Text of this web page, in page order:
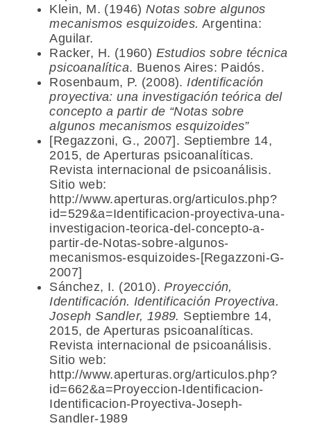
Klein, M. (1946)Notas sobre algunos
mecanismos esquizoides. Argentina:
Aguilar.
Racker, H. (1960) Estudios sobre técnica
psicoanalítica. Buenos Aires: Paidós.
Rosenbaum, P. (2008). Identificación
proyectiva: una investigación teórica del
concepto a partir de “Notas sobre
algunos mecanismos esquizoides”
[Regazzoni, G., 2007]. Septiembre 14,
2015, de Aperturas psicoanalíticas.
Revista internacional de psicoanálisis.
Sitio web:
http://www.aperturas.org/articulos.php?
id=529&a=Identificacion-proyectiva-una-
investigacion-teorica-del-concepto-a-
partir-de-Notas-sobre-algunos-
mecanismos-esquizoides-[Regazzoni-G-
2007]
Sánchez, I. (2010).Proyección,
Identificación. Identificación Proyectiva.
Joseph Sandler, 1989. Septiembre 14,
2015, de Aperturas psicoanalíticas.
Revista internacional de psicoanálisis.
Sitio web:
http://www.aperturas.org/articulos.php?
id=662&a=Proyeccion-Identificacion-
Identificacion-Proyectiva-Joseph-
Sandler-1989